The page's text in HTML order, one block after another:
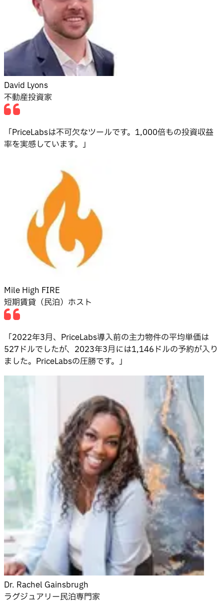
David Lyons
不動産投資家
「PriceLabsは不可欠なツールです。1,000倍もの投資収益
率を実感しています。」
Mile High FIRE
短期賃貸（民泊）ホスト
「2022年3月、PriceLabs導入前の主力物件の平均単価は
527ドルでしたが、2023年3月には1,146ドルの予約が入り
ました。PriceLabsの圧勝です。」
Dr. Rachel Gainsbrugh
ラグジュアリー民泊専門家